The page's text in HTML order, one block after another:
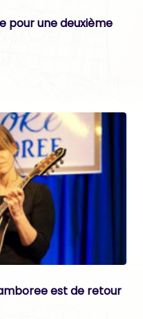
pour une deuxième
est de retour